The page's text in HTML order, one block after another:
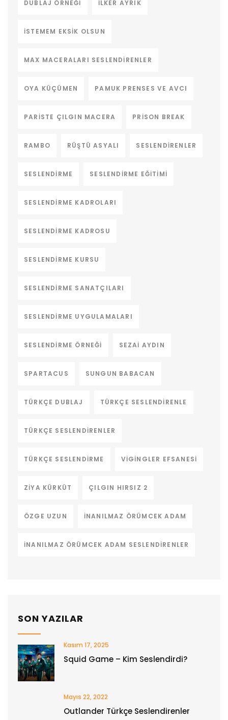
DUBLAJ ÖRNEĞI ILKER AYRIK
ISTEMEM EKSIK OLSUN
MAX MACERALARI SESLENDIRENLER
OYA KÜÇÜMEN PAMUK PRENSES VE AVCI
PARISTE ÇILGIN MACERA PRISON BREAK
RAMBO RÜŞTÜ ASYALI SESLENDIRENLER
SESLENDIRME SESLENDIRME EĞITIMI
SESLENDIRME KADROLARI
SESLENDIRME KADROSU
SESLENDIRME KURSU
SESLENDIRME SANATÇILARI
SESLENDIRME UYGULAMALARI
SESLENDIRME ÖRNEĞI SEZAI AYDIN
SPARTACUS SUNGUN BABACAN
TÜRKÇE DUBLAJ TÜRKÇE SESLENDIRENLE
TÜRKÇE SESLENDIRENLER
TÜRKÇE SESLENDIRME VIGINGLER EFSANESI
ZIYA KÜRKÜT ÇILGIN HIRSIZ 2
ÖZGE UZUN İNANILMAZ ÖRÜMCEK ADAM
İNANILMAZ ÖRÜMCEK ADAM SESLENDIRENLER
SON YAZILAR
Kasım 17, 2025
Squid Game – Kim Seslendirdi?
Mayıs 22, 2022
Outlander Türkçe Seslendirenler